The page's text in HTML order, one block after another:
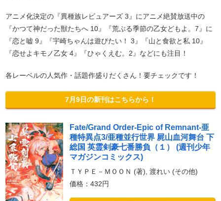
アニメ化決定の『異種族レビュアーズ 3』にアニメ絶賛放送中の
『かつて神だった獣たちへ 10』『荒ぶる季節の乙女どもよ。7』に
『恋と嘘 9』『宇崎ちゃんは遊びたい！ 3』『山と食欲と私 10』
『恋せよキモノ乙女 4』『ひゃくえむ。2』などにも注目！
各レーベルの人気作・話題作盛りだくさん！要チェックです！
7月9日の新刊はこちらから！
Fate/Grand Order-Epic of Remnant-亜
種特異点3/亜種並行世界 屍山血河舞台 下
総国 英霊剣豪七番勝負（１） (週刊少年
マガジンコミックス)
ＴＹＰＥ－ＭＯＯＮ (著), 渡れい (その他)
価格：432円